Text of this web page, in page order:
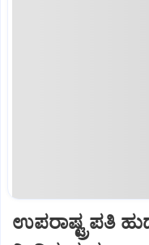
ಉಪರಾಷ್ಟ್ರಪತಿ